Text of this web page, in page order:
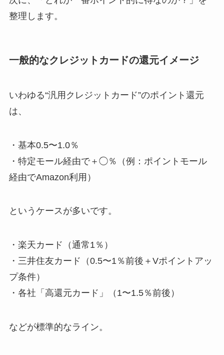
整理します。
一般的なクレジットカードの還元イメージ
いわゆる“汎用クレジットカード”のポイント還元
は、
・基本0.5〜1.0％
・特定モール経由で＋◯％（例：ポイントモール
経由でAmazon利用）
というケースが多いです。
・楽天カード（通常1％）
・三井住友カード（0.5〜1％前後＋Vポイントアッ
プ条件）
・各社「高還元カード」（1〜1.5％前後）
などが標準的なライン。